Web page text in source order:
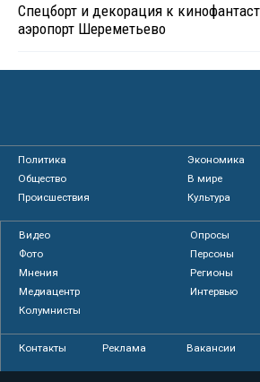
Спецборт и декорация к
аэропорт Шереметьево
Политика
Экономика
Общество
В мире
Происшествия
Культура
Видео
Опросы
Фото
Персоны
Мнения
Регионы
Медиацентр
Интервью
Колумнисты
Контакты Реклама Вакансии